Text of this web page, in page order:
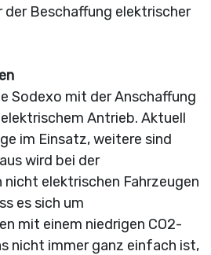
der Beschaffung elektrischer
Sodexo mit der Anschaffung
Antrieb. Aktuell
im Einsatz, weitere sind
wird bei der
nicht elektrischen Fahrzeugen
es sich um
mit einem niedrigen CO2-
nicht immer ganz einfach ist,